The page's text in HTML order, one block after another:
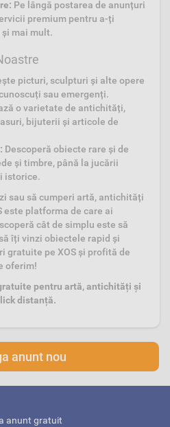
Pe lângă postarea de anunțuri
premium pentru a-ți
mai mult.
picturi, sculpturi și alte opere
sau emergenți.
o varietate de antichități,
bijuterii și articole de
Descoperă obiecte rare și de
și timbre, până la jucării
istorice.
sau să cumperi artă, antichități
este platforma de care ai
cât de simplu este să
îți vinzi obiectele rapid și
gratuite pe XOS și profită de
oferim!
pentru artă, antichități și
distanță.
anunt nou
anunt gratuit